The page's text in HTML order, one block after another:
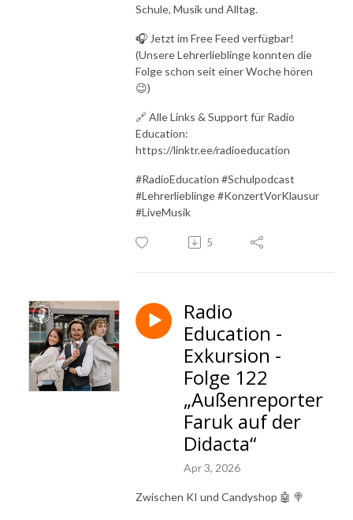
Schule, Musik und Alltag.
🎧 Jetzt im Free Feed verfügbar!
(Unsere Lehrerlieblinge konnten die
Folge schon seit einer Woche hören
😉)
🔗 Alle Links & Support für Radio
Education:
https://linktr.ee/radioeducation
#RadioEducation #Schulpodcast
#Lehrerlieblinge #KonzertVorKlausur
#LiveMusik
5
Radio
Education -
Exkursion -
Folge 122
„Außenreporter
Faruk auf der
Didacta“
Apr 3, 2026
Zwischen KI und Candyshop 🤖 🍭